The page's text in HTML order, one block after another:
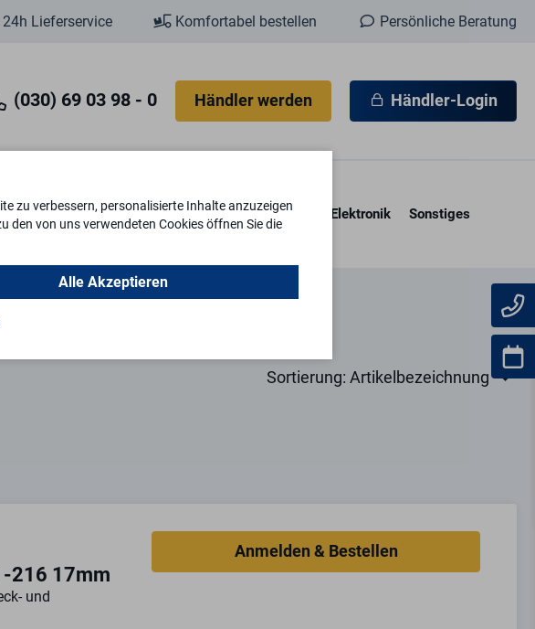
24h Lieferservice Komfortabel bestellen Persönliche Beratung
(030) 69 03 98 - 0 Händler werden Händler-Login
Briefkästen Tresore & Kassetten Schlüssel Elektronik Sonstiges
216 17mm
und
zu verbessern, personalisierte Inhalte anzuzeigen
den von uns verwendeten Cookies öffnen Sie die
Alle Akzeptieren